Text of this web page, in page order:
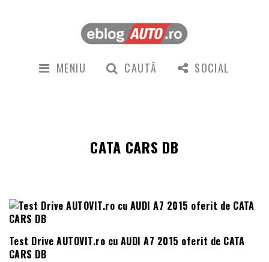
MENIU CAUTĂ SOCIAL
CATA CARS DB
Test Drive AUTOVIT.ro cu AUDI A7 2015 oferit de CATA
CARS DB